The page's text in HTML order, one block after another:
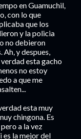
en Guamuchil,
con lo que
que los
y la policia
no debieron
y despues,
esta gacho
no estoy
a que me
esta muy
chingona. Es
a la vez
es la mejor del